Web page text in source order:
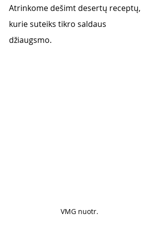
Atrinkome dešimt desertų receptų,
kurie suteiks tikro saldaus
džiaugsmo.
VMG nuotr.